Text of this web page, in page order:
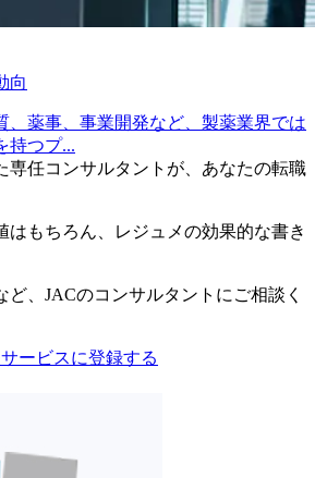
向
、薬事、事業開発など、製薬業界では
持つプ...
専任コンサルタントが、 あなたの転職
はもちろん、
レジュメの効果的な書き
ど、 JACのコンサルタントにご相談く
ービスに登録する